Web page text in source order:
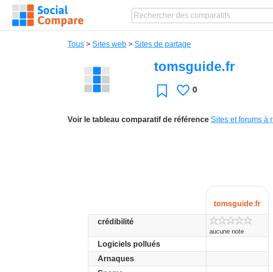
Tous > Sites web > Sites de partage
tomsguide.fr
Favori J'aime
0
Voir le tableau comparatif de référence Sites et forums à
tomsguide.fr
crédibilité
aucune note
Logiciels pollués
Arnaques